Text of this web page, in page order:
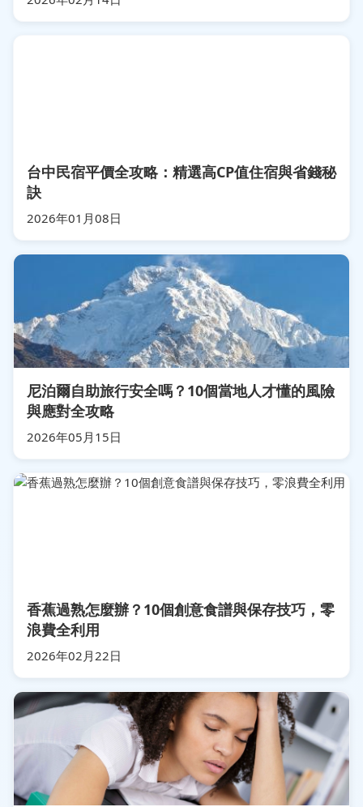
台中民宿平價全攻略：精選高CP值住宿與省錢秘
訣
2026年01月08日
尼泊爾自助旅行安全嗎？10個當地人才懂的風險
與應對全攻略
2026年05月15日
香蕉過熟怎麼辦？10個創意食譜與保存技巧，零
浪費全利用
2026年02月22日